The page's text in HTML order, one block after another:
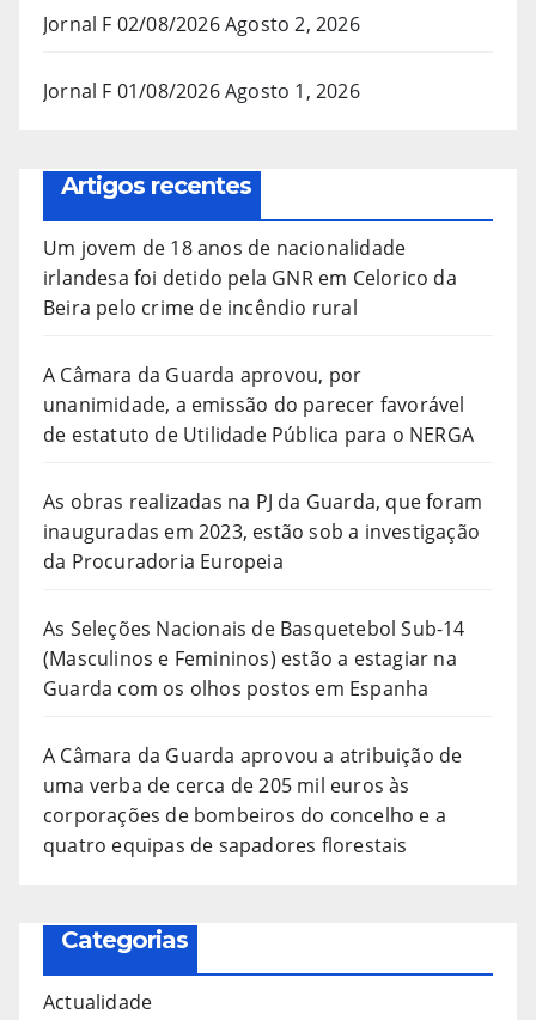
Jornal F 02/08/2026Agosto 2, 2026
Jornal F 01/08/2026Agosto 1, 2026
Artigos recentes
Um jovem de 18 anos de nacionalidade
irlandesa foi detido pela GNR em Celorico da
Beira pelo crime de incêndio rural
A Câmara da Guarda aprovou, por
unanimidade, a emissão do parecer favorável
de estatuto de Utilidade Pública para o NERGA
As obras realizadas na PJ da Guarda, que foram
inauguradas em 2023, estão sob a investigação
da Procuradoria Europeia
As Seleções Nacionais de Basquetebol Sub-14
(Masculinos e Femininos) estão a estagiar na
Guarda com os olhos postos em Espanha
A Câmara da Guarda aprovou a atribuição de
uma verba de cerca de 205 mil euros às
corporações de bombeiros do concelho e a
quatro equipas de sapadores florestais
Categorias
Actualidade